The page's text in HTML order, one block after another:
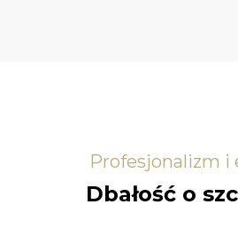
Profesjonalizm i
Dbałość o